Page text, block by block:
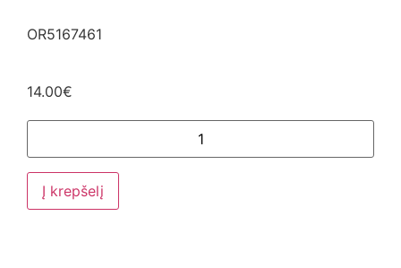
OR5167461
14.00€
Į krepšelį